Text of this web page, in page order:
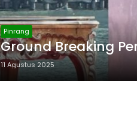
Pinrang
Ground Breaking
11 Agustus 2025